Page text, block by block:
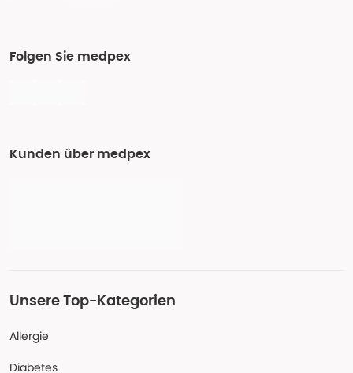
Folgen Sie medpex
Kunden über medpex
Unsere Top-Kategorien
Allergie
Diabetes